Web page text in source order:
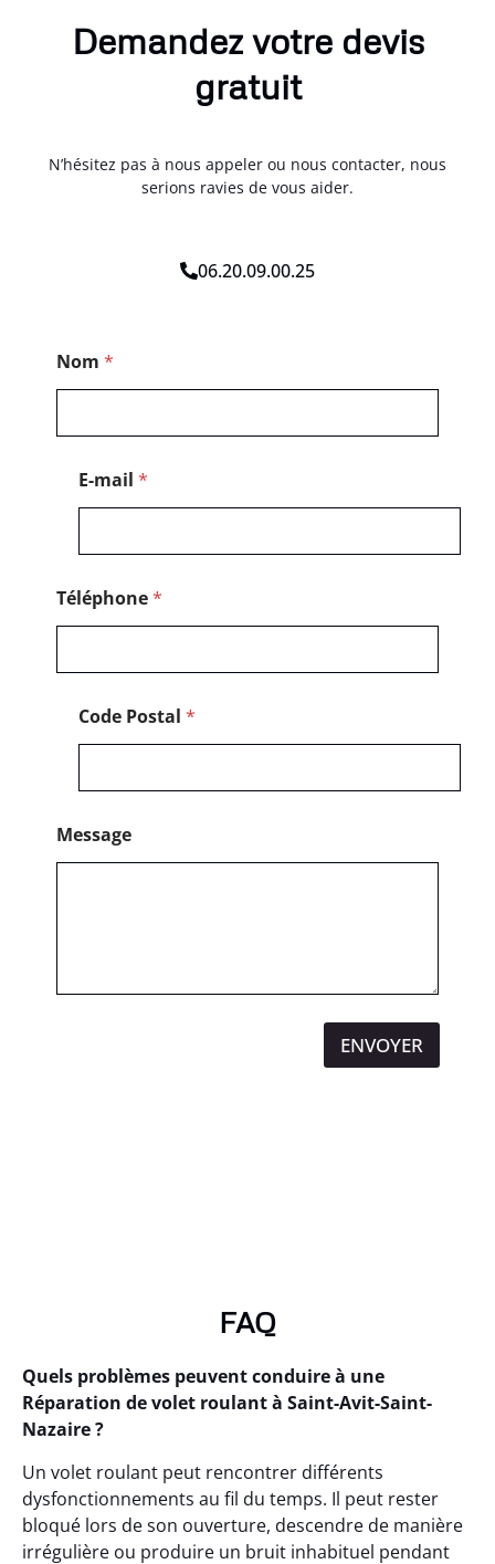
Demandez votre devis
gratuit
N’hésitez pas à nous appeler ou nous contacter, nous
serions ravies de vous aider.
06.20.09.00.25
N
o
Nom *
E-mail *
Téléphone*
Code Postal *
Message
ENVOYER
FAQ
Quels problèmes peuvent conduire à une
Réparation de volet roulant à Saint-Avit-Saint-
Nazaire ?
Un volet roulant peut rencontrer différents
dysfonctionnements au fil du temps. Il peut rester
bloqué lors de son ouverture, descendre de manière
irrégulière ou produire un bruit inhabituel pendant